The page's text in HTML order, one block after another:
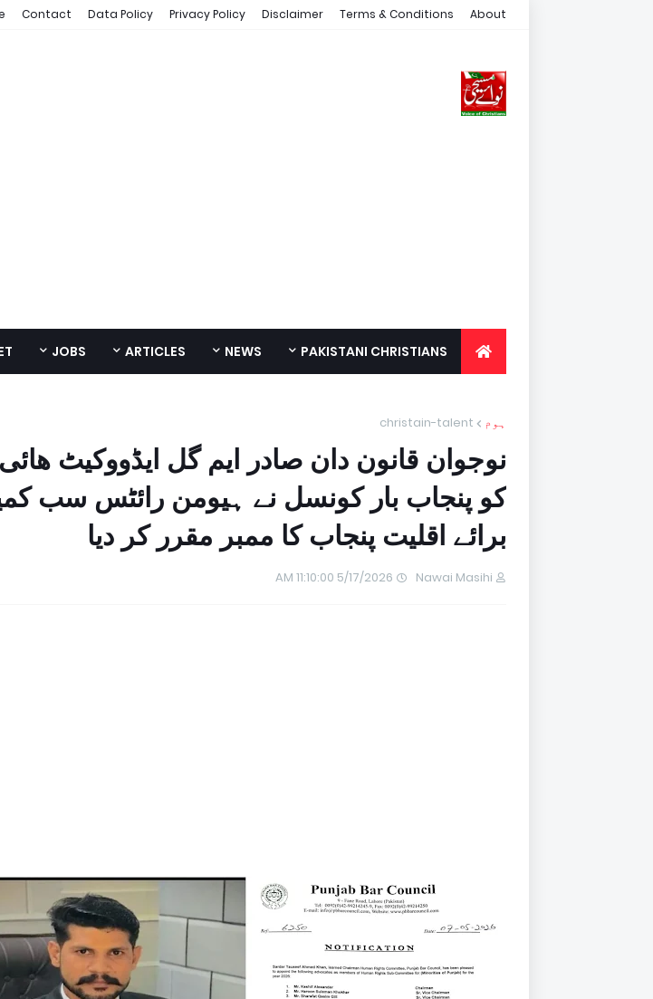
About
Terms & Conditions
Disclaimer
Privacy Policy
Data Policy
Contact
PAKISTANI CHRISTIANS
NEWS
ARTICLES
JOBS
ہوم christain-talent
نوجوان قانون دان صادر ایم گل ایڈووکیٹ
کو پنجاب بار کونسل نے ہیومن رائٹس سب
برائے اقلیت پنجاب کا ممبر مقرر کر دیا
Nawai Masihi
5/17/2026 11:10:00 AM